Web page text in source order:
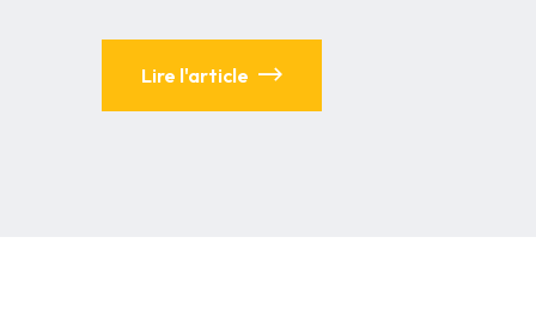
Lire l'article